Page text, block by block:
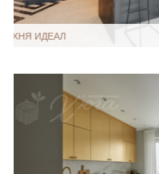
КУХНЯ СПАРТА
Минимализм
Размеры, ширина:
10-12 кв.м
Мебель - тип:
Угловая